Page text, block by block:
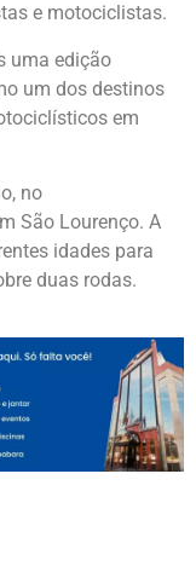
e motociclistas.
uma edição
um dos destinos
em
no
São Lourenço. A
idades para
duas rodas.